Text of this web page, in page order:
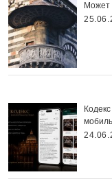
Может